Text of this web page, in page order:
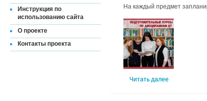
Инструкция по
использованию сайта
О проекте
Контакты проекта
На каждый предмет
Читать далее